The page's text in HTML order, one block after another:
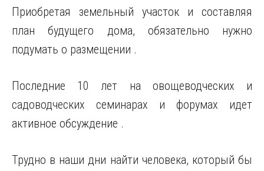
Приобретая земельный участок и составляя
план будущего дома, обязательно нужно
подумать о размещении .
Последние 10 лет на овощеводческих и
садоводческих семинарах и форумах идет
активное обсуждение .
Трудно в наши дни найти человека, который бы